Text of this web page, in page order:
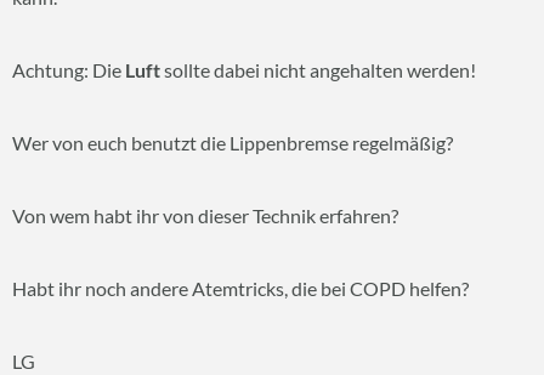
Achtung: Die Luftsollte dabei nicht angehalten werden!
Wer von euch benutzt die Lippenbremse regelmäßig?
Von wem habt ihr von dieser Technik erfahren?
Habt ihr noch andere Atemtricks, die bei COPD helfen?
LG